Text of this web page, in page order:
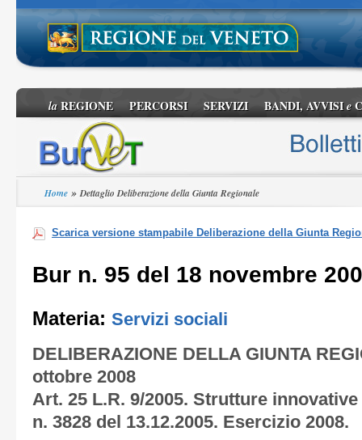
laREGIONE PERCORSI SERVIZI BANDI, AVVISIe
Home »Dettaglio Deliberazione della Giunta Regionale
Scarica versione stampabile Deliberazione della Giunta
Bur n. 95 del 18 novembre
Materia: Servizi sociali
DELIBERAZIONE DELLA GIUNTA
ottobre 2008
Art. 25 L.R. 9/2005. Strutture
n. 3828 del 13.12.2005. Esercizio 2008.